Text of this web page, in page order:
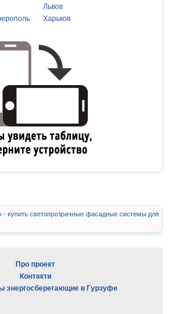
Львов
Харьков
купить светопрозрачные фасадные системы для
Про проект
Контакти
энергосберегающие в Гурзуфе